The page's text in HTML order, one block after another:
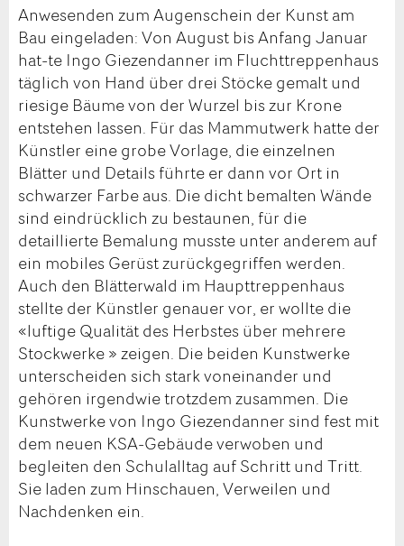
Anwesenden zum Augenschein der Kunst am
Bau eingeladen: Von August bis Anfang Januar
hat-te Ingo Giezendanner im Fluchttreppenhaus
täglich von Hand über drei Stöcke gemalt und
riesige Bäume von der Wurzel bis zur Krone
entstehen lassen. Für das Mammutwerk hatte der
Künstler eine grobe Vorlage, die einzelnen
Blätter und Details führte er dann vor Ort in
schwarzer Farbe aus. Die dicht bemalten Wände
sind eindrücklich zu bestaunen, für die
detaillierte Bemalung musste unter anderem auf
ein mobiles Gerüst zurückgegriffen werden.
Auch den Blätterwald im Haupttreppenhaus
stellte der Künstler genauer vor, er wollte die
«luftige Qualität des Herbstes über mehrere
Stockwerke » zeigen. Die beiden Kunstwerke
unterscheiden sich stark voneinander und
gehören irgendwie trotzdem zusammen. Die
Kunstwerke von Ingo Giezendanner sind fest mit
dem neuen KSA-Gebäude verwoben und
begleiten den Schulalltag auf Schritt und Tritt.
Sie laden zum Hinschauen, Verweilen und
Nachdenken ein.